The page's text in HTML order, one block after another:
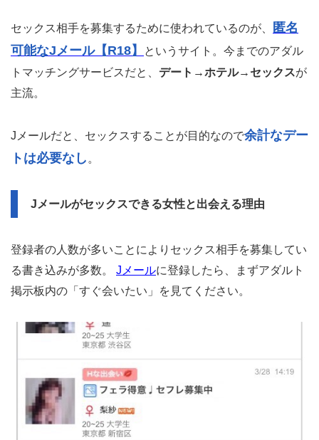
セックス相手を募集するために使われているのが、
匿名
可能なJメール【R18】
というサイト。今までのアダル
トマッチングサービスだと、 デート→ホテル→セックスが
主流。
Jメールだと、セックスすることが目的なので余計なデー
トは必要なし 。
Jメールがセックスできる女性と出会える理由
登録者の人数が多いことによりセックス相手を募集してい
る書き込みが多数。 Jメールに登録したら、まずアダルト
掲示板内の「すぐ会いたい」を見てください。